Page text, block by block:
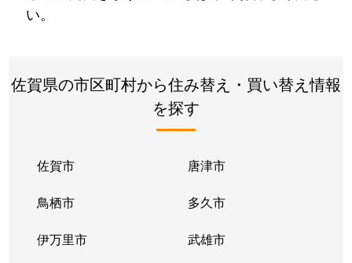
い。
佐賀県の市区町村から住み替え・買い替え情報
を探す
佐賀市 唐津市
鳥栖市 多久市
伊万里市 武雄市